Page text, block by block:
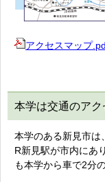
アクセスマップ
本学は交通のア
本学のある新見市は
R新見駅が市内にあ
も本学から車で2分